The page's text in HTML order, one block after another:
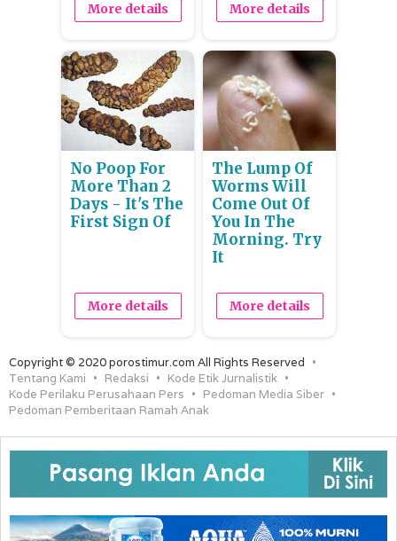
More details More details
No Poop For
More Than 2
Days - It's The
First Sign Of
More details
The Lump Of
Worms Will
Come Out Of
You In The
Morning. Try
It
More details
Copyright © 2020 porostimur.com All Rights Reserved
Tentang Kami
Redaksi
Kode Etik Jurnalistik
Kode Perilaku Perusahaan Pers
Pedoman Media Siber
Pedoman Pemberitaan Ramah Anak